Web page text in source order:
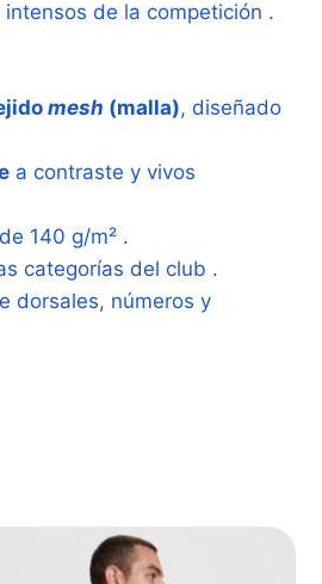
de la competición .
mesh (malla), diseñado
a contraste y vivos
140 g/m² .
categorías del club .
dorsales, números y